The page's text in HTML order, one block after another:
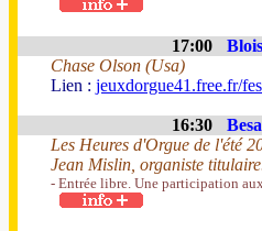
17:00
Chase Olson (Usa)
Lien : jeuxdorgue41.free.fr/
16:30
Les Heures d'Orgue de l'été
Jean Mislin, organiste
- Entrée libre. Une participation